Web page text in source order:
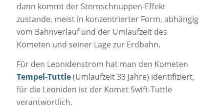
dann kommt der Sternschnuppen-Effekt
zustande, meist in konzentrierter Form, abhängig
vom Bahnverlauf und der Umlaufzeit des
Kometen und seiner Lage zur Erdbahn.
Für den Leonidenstrom hat man den Kometen
Tempel-Tuttle(Umlaufzeit 33 Jahre) identifiziert,
für die Leoniden ist der Komet Swift-Tuttle
verantwortlich.